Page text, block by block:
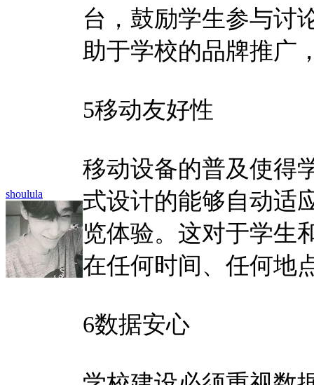
shoulula
台，鼓励学生参与讨
助于学校的品牌推广
5移动友好性
移动设备的普及使得
式设计的能够自动适
览体验。这对于学生
在任何时间、任何地
6数据安心